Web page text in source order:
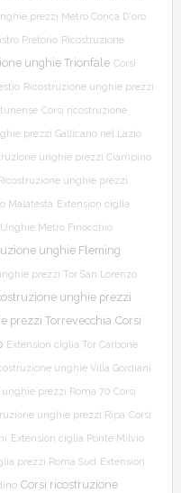
prezzi Metro Conca D'oro
Pretorio Ricostruzione
unghie Trionfale Corsi
Ricostruzione unghie prezzi
Corsi ricostruzione
prezzi Gallicano nel Lazio
unghie prezzi Ciampino
unghie prezzi
Malatesta Extension ciglia
Metro Finocchio
unghie Fleming
prezzi Tor San Lorenzo
unghie prezzi
prezzi Torrevecchia Corsi
Extension ciglia Tor Carbone
unghie Villa Gordiani
prezzi Roma 70 Corsi
unghie prezzi Ripa Corsi
Extension ciglia Ponte Milvio
prezzi Roma Sud Extension
Corsi ricostruzione